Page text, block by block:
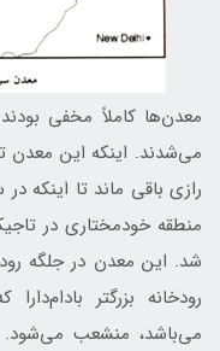
معدن‌ها کاملاً مخفی
می‌شدند. اینکه این معدن
شد. این معدن در جلگه
رودخانه بزرگتر
می‌باشد، منشعب می‌شود.